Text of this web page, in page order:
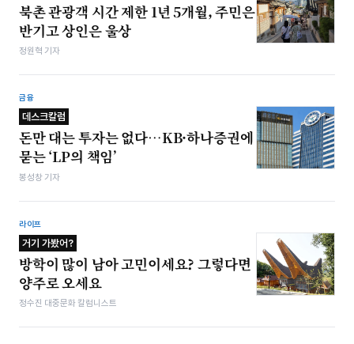
북촌 관광객 시간 제한 1년 5개월, 주민은
반기고 상인은 울상
정원혁 기자
금융
데스크칼럼
돈만 대는 투자는 없다…KB·하나증권에
묻는 ‘LP의 책임’
봉성창 기자
라이프
거기 가봤어?
방학이 많이 남아 고민이세요? 그렇다면
양주로 오세요
정수진 대중문화 칼럼니스트